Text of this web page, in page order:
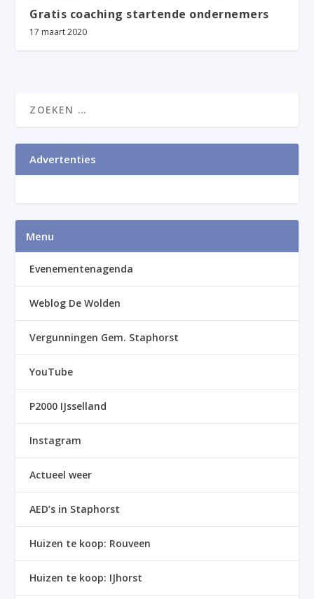
Gratis coaching startende ondernemers
17 maart 2020
Advertenties
Menu
Evenementenagenda
Weblog De Wolden
Vergunningen Gem. Staphorst
YouTube
P2000 IJsselland
Instagram
Actueel weer
AED’s in Staphorst
Huizen te koop: Rouveen
Huizen te koop: IJhorst